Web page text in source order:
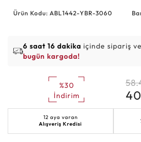
Ürün Kodu: ABL1442-YBR-3060
6 saat 16 dakika içinde sipariş
bugün kargoda!
%30
İndirim
12 aya varan
Alışveriş Kredisi